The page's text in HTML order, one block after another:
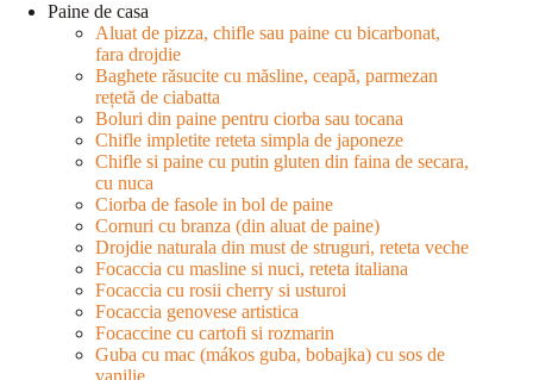
Paine de casa
Aluat de pizza, chifle sau paine cu bicarbonat,
fara drojdie
Baghete răsucite cu măsline, ceapă, parmezan
rețetă de ciabatta
Boluri din paine pentru ciorba sau tocana
Chifle impletite reteta simpla de japoneze
Chifle si paine cu putin gluten din faina de secara,
cu nuca
Ciorba de fasole in bol de paine
Cornuri cu branza (din aluat de paine)
Drojdie naturala din must de struguri, reteta veche
Focaccia cu masline si nuci, reteta italiana
Focaccia cu rosii cherry si usturoi
Focaccia genovese artistica
Focaccine cu cartofi si rozmarin
Guba cu mac (mákos guba, bobajka) cu sos de